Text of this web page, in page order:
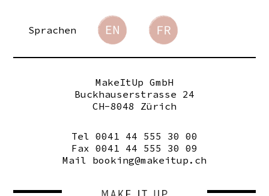
Sprachen
MakeItUp GmbH
Buckhauserstrasse 24
CH-8048 Zürich
Tel 0041 44 555 30 00
Fax 0041 44 555 30 09
Mail booking@makeitup.ch